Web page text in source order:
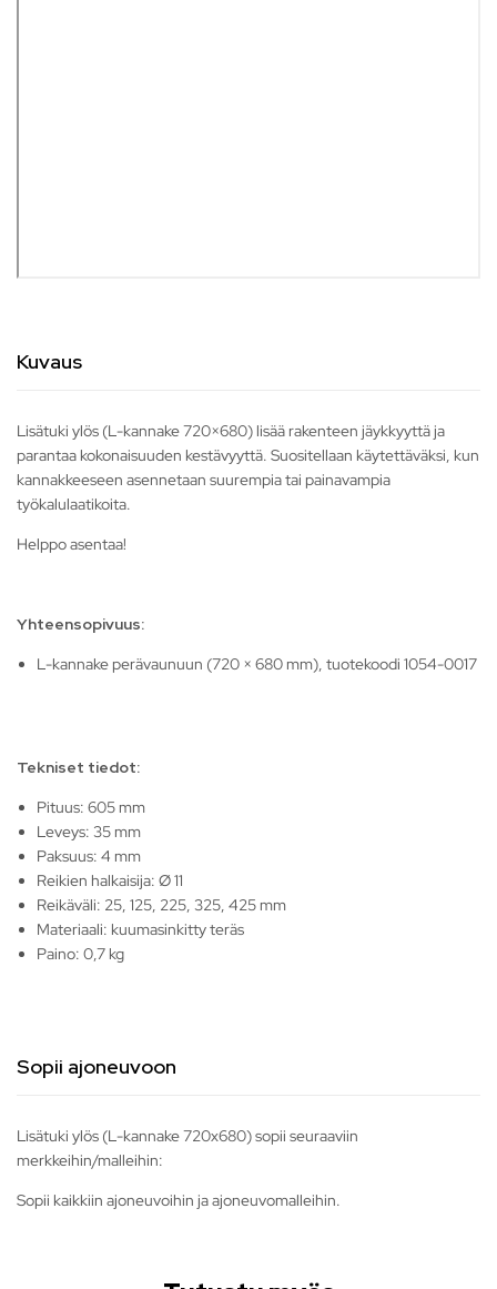
Kuvaus
Lisätuki ylös (L-kannake 720×680) lisää rakenteen jäykkyyttä ja
parantaa kokonaisuuden kestävyyttä. Suositellaan käytettäväksi, kun
kannakkeeseen asennetaan suurempia tai painavampia
työkalulaatikoita.
Helppo asentaa!
Yhteensopivuus:
L-kannake perävaunuun (720 × 680 mm), tuotekoodi 1054-0017
Tekniset tiedot:
Pituus: 605 mm
Leveys: 35 mm
Paksuus: 4 mm
Reikien halkaisija: Ø 11
Reikäväli: 25, 125, 225, 325, 425 mm
Materiaali: kuumasinkitty teräs
Paino: 0,7 kg
Sopii ajoneuvoon
Lisätuki ylös (L-kannake 720x680) sopii seuraaviin
merkkeihin/malleihin:
Sopii kaikkiin ajoneuvoihin ja ajoneuvomalleihin.